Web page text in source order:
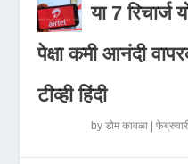
या 7
पेक्षा कमी आनंदी
टीव्ही हिंदी
byडोम कावळा |